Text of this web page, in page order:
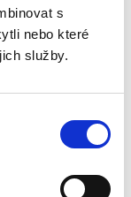
s
nebo které
služby.
H. Beck.